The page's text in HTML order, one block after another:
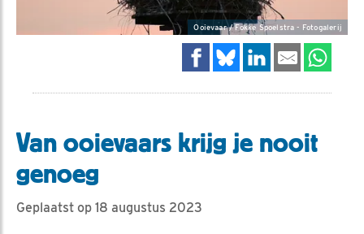
Ooievaar / Fokke Spoelstra - Fotogalerij
Van ooievaars krijg je nooit
genoeg
Geplaatst op 18 augustus 2023